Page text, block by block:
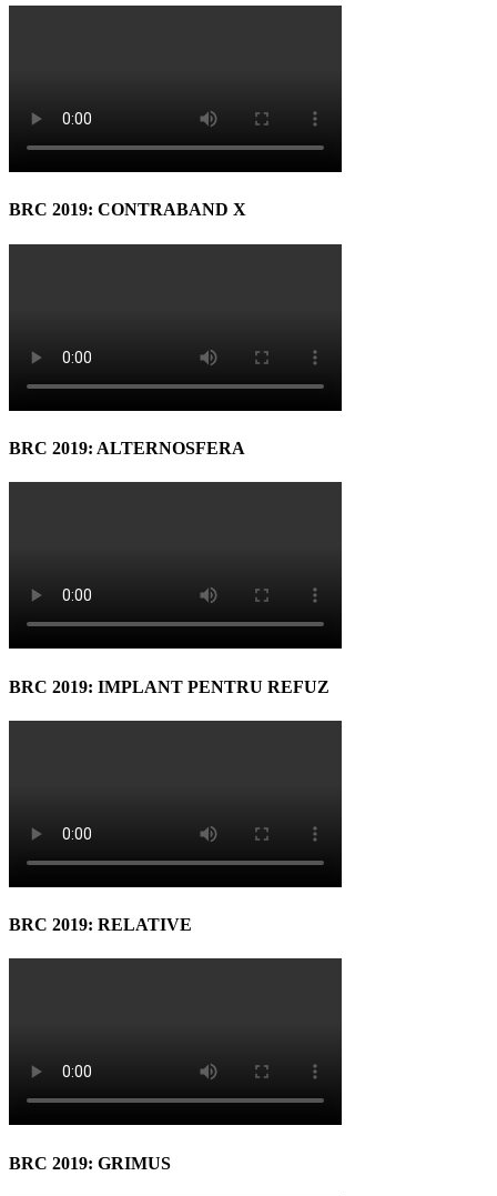
BRC 2019: CONTRABAND X
BRC 2019: ALTERNOSFERA
BRC 2019: IMPLANT PENTRU REFUZ
BRC 2019: RELATIVE
BRC 2019: GRIMUS